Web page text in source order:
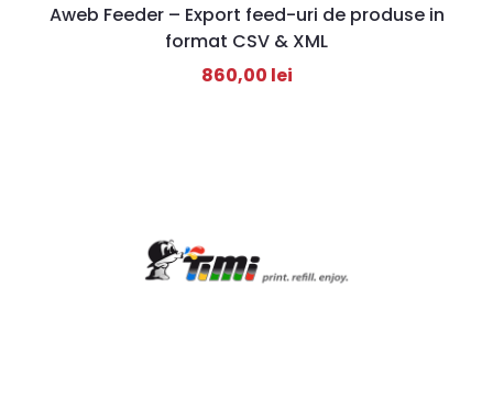
Aweb Feeder – Export feed-uri de produse in
format CSV & XML
860,00 lei